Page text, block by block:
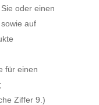
oder einen
auf
für einen
Ziffer 9.)